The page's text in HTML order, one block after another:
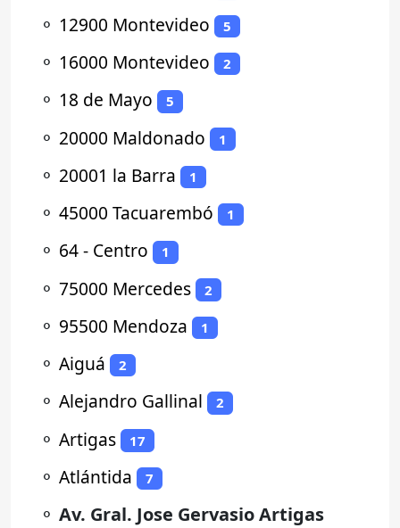
⚬ 12900 Montevideo 5
⚬ 16000 Montevideo 2
⚬ 18 de Mayo 5
⚬ 20000 Maldonado 1
⚬ 20001 la Barra 1
⚬ 45000 Tacuarembó 1
⚬ 64 - Centro 1
⚬ 75000 Mercedes 2
⚬ 95500 Mendoza 1
⚬ Aiguá 2
⚬ Alejandro Gallinal 2
⚬ Artigas 17
⚬ Atlántida 7
⚬ Av. Gral. Jose Gervasio Artigas